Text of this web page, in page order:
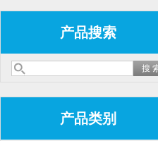
产品搜索
产品类别